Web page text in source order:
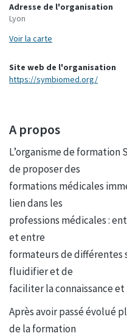
A propos
L’organisme de
de proposer des
formations médicales
lien dans les
professions médicales :
et entre
formateurs de différentes
fluidifier et de
faciliter la connaissance et
Après avoir passé évolué
de la formation
Adresse de l'organisation
Lyon
Voir la carte
Site web de l'organisation
https://symbiomed.org/